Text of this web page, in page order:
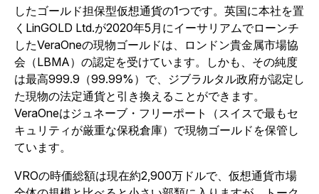
したゴールド担保型仮想通貨の1つです。英国に本社を置
くLinGOLD Ltd.が2020年5月にイーサリアムでローンチ
したVeraOneの現物ゴールドは、ロンドン貴金属市場協
会（LBMA）の認定を受けています。しかも、その純度
は最高999.9（99.99%）で、ジブラルタル政府が認定し
た現物の法定通貨と引き換えることができます。
VeraOneはジュネーブ・フリーポート（スイスで最もセ
キュリティが厳重な保税倉庫）で現物ゴールドを保管し
ています。
VROの時価総額は現在約2,900万ドルで、仮想通貨市場